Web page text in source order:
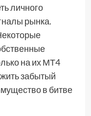
личного
рынка.
на их МТ4
забытый
в битве